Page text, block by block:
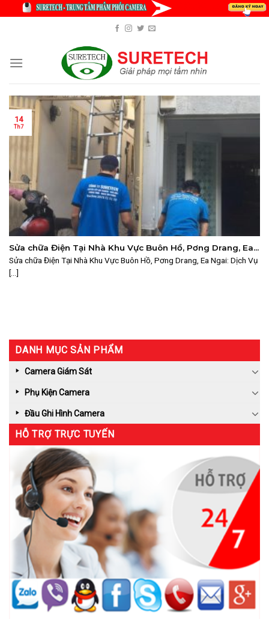
Sửa chữa Điện Tại Nhà Khu Vực Buôn Hồ, Pơng Drang, Ea
Ngai: Dịch Vụ Chuyên Nghiệp 2025 | SURETECH
Sửa chữa Điện Tại Nhà Khu Vực Buôn Hồ, Pơng Drang, Ea Ngai: Dịch Vụ
[...]
14
Th7
DANH MỤC SẢN PHẨM
Camera Giám Sát
Phụ Kiện Camera
Đầu Ghi Hình Camera
HỖ TRỢ TRỰC TUYẾN